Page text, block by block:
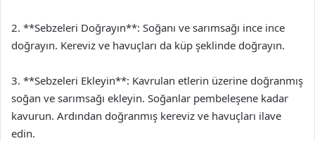
2. **Sebzeleri Doğrayın**: Soğanı ve sarımsağı ince ince
doğrayın. Kereviz ve havuçları da küp şeklinde doğrayın.
3. **Sebzeleri Ekleyin**: Kavrulan etlerin üzerine doğranmış
soğan ve sarımsağı ekleyin. Soğanlar pembeleşene kadar
kavurun. Ardından doğranmış kereviz ve havuçları ilave
edin.